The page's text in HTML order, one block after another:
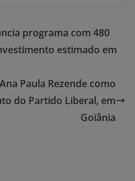
programa com 480
estimado em
Paula Rezende como
do Partido Liberal, em
Goiânia